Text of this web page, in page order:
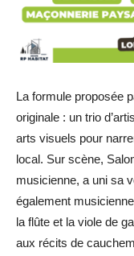
La formule proposée
originale : un trio
arts visuels pour
local. Sur scène,
musicienne, a uni sa
également
la flûte et la viole de
aux récits de